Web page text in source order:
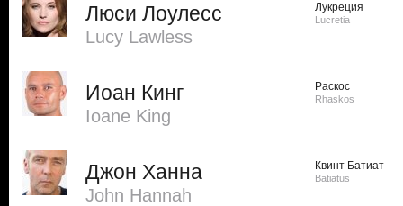
Люси Лоулесс
Lucy Lawless
Лукреция
Lucretia
Иоан Кинг
Ioane King
Раскос
Rhaskos
Джон Ханна
John Hannah
Квинт Батиат
Batiatus